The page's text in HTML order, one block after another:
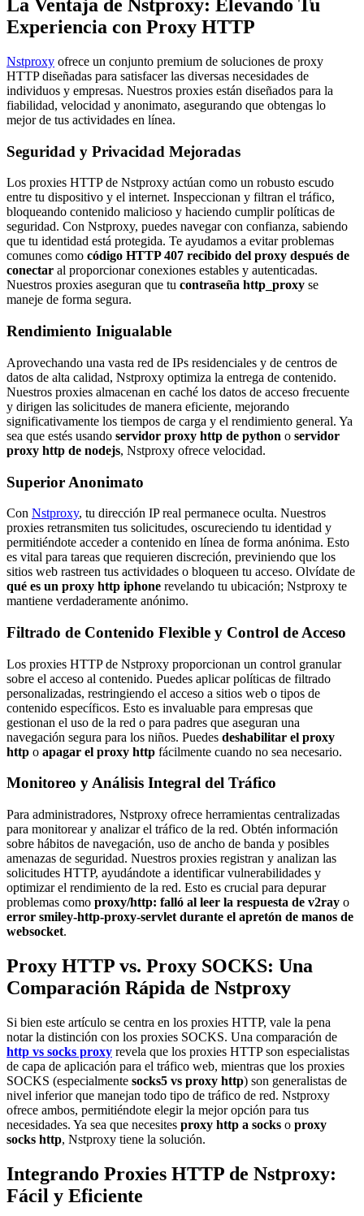
La Ventaja de Nstproxy: Elevando Tu
Experiencia con Proxy HTTP
Nstproxy ofrece un conjunto premium de soluciones de proxy
HTTP diseñadas para satisfacer las diversas necesidades de
individuos y empresas. Nuestros proxies están diseñados para la
fiabilidad, velocidad y anonimato, asegurando que obtengas lo
mejor de tus actividades en línea.
Seguridad y Privacidad Mejoradas
Los proxies HTTP de Nstproxy actúan como un robusto escudo
entre tu dispositivo y el internet. Inspeccionan y filtran el tráfico,
bloqueando contenido malicioso y haciendo cumplir políticas de
seguridad. Con Nstproxy, puedes navegar con confianza, sabiendo
que tu identidad está protegida. Te ayudamos a evitar problemas
comunes como código HTTP 407 recibido del proxy después de
conectar al proporcionar conexiones estables y autenticadas.
Nuestros proxies aseguran que tu contraseña http_proxy se
maneje de forma segura.
Rendimiento Inigualable
Aprovechando una vasta red de IPs residenciales y de centros de
datos de alta calidad, Nstproxy optimiza la entrega de contenido.
Nuestros proxies almacenan en caché los datos de acceso frecuente
y dirigen las solicitudes de manera eficiente, mejorando
significativamente los tiempos de carga y el rendimiento general. Ya
sea que estés usando servidor proxy http de python o servidor
proxy http de nodejs, Nstproxy ofrece velocidad.
Superior Anonimato
Con Nstproxy, tu dirección IP real permanece oculta. Nuestros
proxies retransmiten tus solicitudes, oscureciendo tu identidad y
permitiéndote acceder a contenido en línea de forma anónima. Esto
es vital para tareas que requieren discreción, previniendo que los
sitios web rastreen tus actividades o bloqueen tu acceso. Olvídate de
qué es un proxy http iphone revelando tu ubicación; Nstproxy te
mantiene verdaderamente anónimo.
Filtrado de Contenido Flexible y Control de Acceso
Los proxies HTTP de Nstproxy proporcionan un control granular
sobre el acceso al contenido. Puedes aplicar políticas de filtrado
personalizadas, restringiendo el acceso a sitios web o tipos de
contenido específicos. Esto es invaluable para empresas que
gestionan el uso de la red o para padres que aseguran una
navegación segura para los niños. Puedes deshabilitar el proxy
http o apagar el proxy http fácilmente cuando no sea necesario.
Monitoreo y Análisis Integral del Tráfico
Para administradores, Nstproxy ofrece herramientas centralizadas
para monitorear y analizar el tráfico de la red. Obtén información
sobre hábitos de navegación, uso de ancho de banda y posibles
amenazas de seguridad. Nuestros proxies registran y analizan las
solicitudes HTTP, ayudándote a identificar vulnerabilidades y
optimizar el rendimiento de la red. Esto es crucial para depurar
problemas como proxy/http: falló al leer la respuesta de v2ray o
error smiley-http-proxy-servlet durante el apretón de manos de
websocket.
Proxy HTTP vs. Proxy SOCKS: Una
Comparación Rápida de Nstproxy
Si bien este artículo se centra en los proxies HTTP, vale la pena
notar la distinción con los proxies SOCKS. Una comparación de
http vs socks proxy revela que los proxies HTTP son especialistas
de capa de aplicación para el tráfico web, mientras que los proxies
SOCKS (especialmente socks5 vs proxy http) son generalistas de
nivel inferior que manejan todo tipo de tráfico de red. Nstproxy
ofrece ambos, permitiéndote elegir la mejor opción para tus
necesidades. Ya sea que necesites proxy http a socks o proxy
socks http, Nstproxy tiene la solución.
Integrando Proxies HTTP de Nstproxy:
Fácil y Eficiente